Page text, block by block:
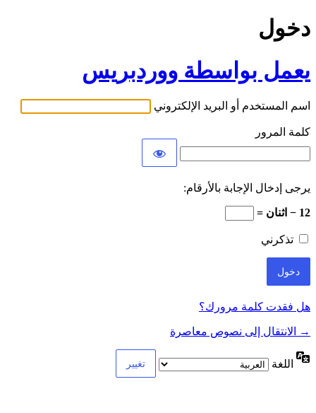
دخول
يعمل بواسطة ووردبريس
اسم المستخدم أو البريد الإلكتروني
كلمة المرور
يرجى إدخال الإجابة بالأرقام:
12 − اثنان =
تذكرني
هل فقدت كلمة مرورك؟
→ الانتقال إلى نصوص معاصرة
اللغة